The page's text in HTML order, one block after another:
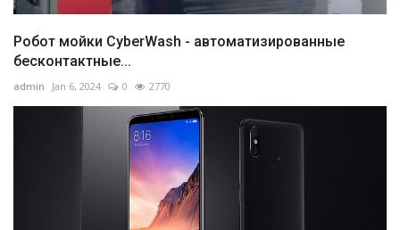
Робот мойки CyberWash - автоматизированные
бесконтактные...
admin Jan 6, 2024 0 2770